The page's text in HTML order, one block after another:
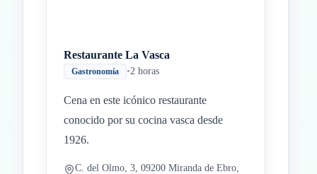
Restaurante La Vasca
Gastronomía •2 horas
Cena en este icónico restaurante
conocido por su cocina vasca desde
1926.
C. del Olmo, 3, 09200 Miranda de Ebro,